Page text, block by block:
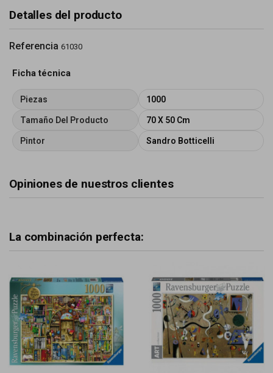
Detalles del producto
Referencia 61030
Ficha técnica
Piezas 1000
Tamaño Del Producto 70 X 50 Cm
Pintor Sandro Botticelli
Opiniones de nuestros clientes
La combinación perfecta: